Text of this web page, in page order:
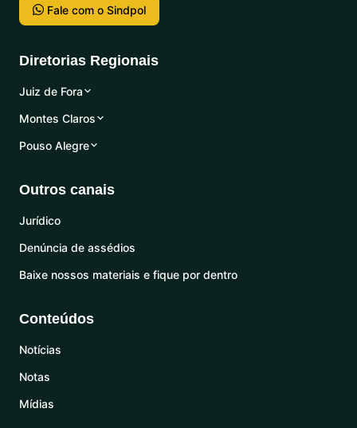
Fale com o Sindpol
Diretorias Regionais
Juiz de Fora
Montes Claros
Pouso Alegre
Outros canais
Jurídico
Denúncia de assédios
Baixe nossos materiais e fique por dentro
Conteúdos
Notícias
Notas
Mídias